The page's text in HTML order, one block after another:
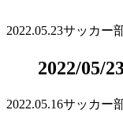
2022.05.23サッカー
2022/05/
2022.05.16サッカー